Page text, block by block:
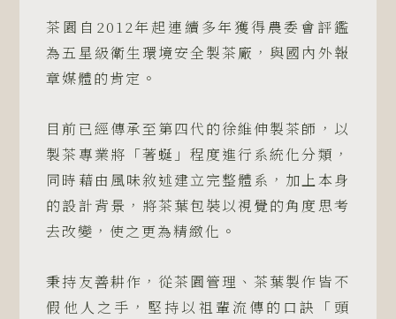
茶園自2012年起連續多年獲得農委會評鑑
為五星級衛生環境安全製茶廠，與國內外報
章媒體的肯定。
目前已經傳承至第四代的徐維伸製茶師，以
製茶專業將「著蜒」程度進行系統化分類，
同時藉由風味敘述建立完整體系，加上本身
的設計背景，將茶葉包裝以視覺的角度思考
去改變，使之更為精緻化。
秉持友善耕作，從茶園管理、茶葉製作皆不
假他人之手，堅持以祖輩流傳的口訣「頭